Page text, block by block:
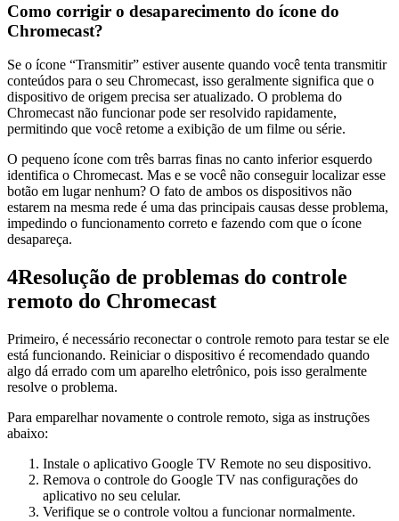
Como corrigir o desaparecimento do ícone do
Chromecast?
Se o ícone “Transmitir” estiver ausente quando você tenta transmitir
conteúdos para o seu Chromecast, isso geralmente significa que o
dispositivo de origem precisa ser atualizado. O problema do
Chromecast não funcionar pode ser resolvido rapidamente,
permitindo que você retome a exibição de um filme ou série.
O pequeno ícone com três barras finas no canto inferior esquerdo
identifica o Chromecast. Mas e se você não conseguir localizar esse
botão em lugar nenhum? O fato de ambos os dispositivos não
estarem na mesma rede é uma das principais causas desse problema,
impedindo o funcionamento correto e fazendo com que o ícone
desapareça.
4Resolução de problemas do controle
remoto do Chromecast
Primeiro, é necessário reconectar o controle remoto para testar se ele
está funcionando. Reiniciar o dispositivo é recomendado quando
algo dá errado com um aparelho eletrônico, pois isso geralmente
resolve o problema.
Para emparelhar novamente o controle remoto, siga as instruções
abaixo:
Instale o aplicativo Google TV Remote no seu dispositivo.
Remova o controle do Google TV nas configurações do
aplicativo no seu celular.
Verifique se o controle voltou a funcionar normalmente.